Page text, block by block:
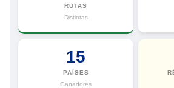
RUTAS
Distintas
15
PAÍSES
Ganadores